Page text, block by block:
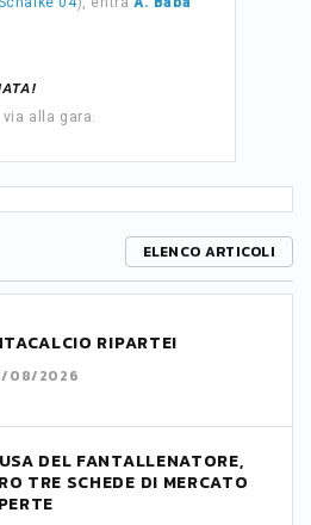
alla gara.
ELENCO ARTICOLI
RIPARTE!
08/2026
DEL FANTALLENATORE,
TRE SCHEDE DI MERCATO